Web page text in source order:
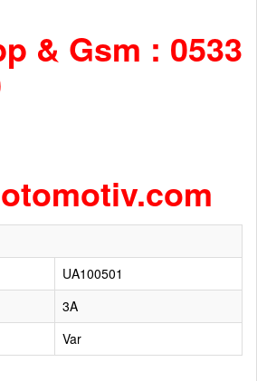
& Gsm : 0533
UA100501
3A
Var